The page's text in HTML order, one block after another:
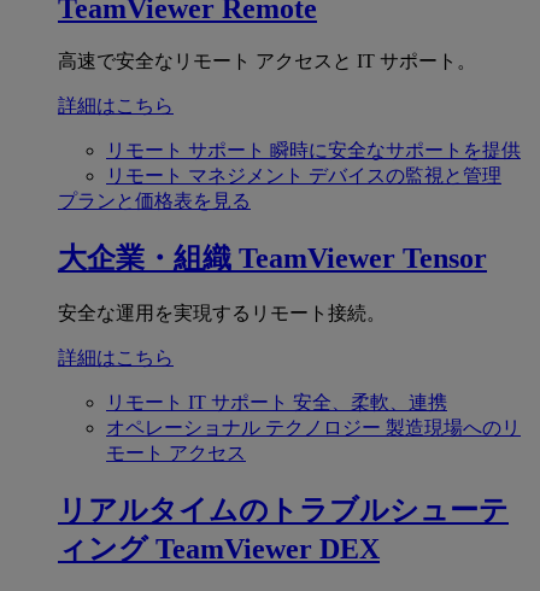
TeamViewer Remote
高速で安全なリモート アクセスと IT サポート。
詳細はこちら
リモート サポート 瞬時に安全なサポートを提供
リモート マネジメント デバイスの監視と管理
プランと価格表を見る
大企業・組織 TeamViewer Tensor
安全な運用を実現するリモート接続。
詳細はこちら
リモート IT サポート 安全、柔軟、連携
オペレーショナル テクノロジー 製造現場へのリ
モート アクセス
リアルタイムのトラブルシューテ
ィング TeamViewer DEX